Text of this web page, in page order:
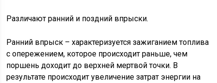
Различают ранний и поздний впрыски.
Ранний впрыск – характеризуется зажиганием топлива
с опережением, которое происходит раньше, чем
поршень доходит до верхней мертвой точки. В
результате происходит увеличение затрат энергии на